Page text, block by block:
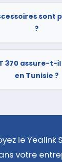
sont
?
370 assure-t-
en Tunisie ?
le Yealink
votre